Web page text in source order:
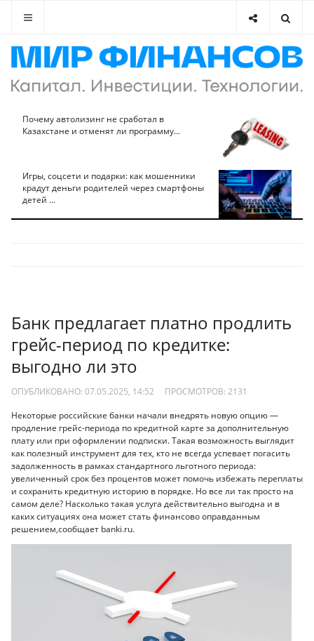
Почему автолизинг не сработал в
Казахстане и отменят ли программу...
Игры, соцсети и подарки: как мошенники
крадут деньги родителей через смартфоны
детей ...
Банк предлагает платно продлить
грейс-период по кредитке:
выгодно ли это
ОПУБЛИКОВАНО: 07.05.2025, 14:52 ПРОСМОТРОВ: 2131
Некоторые российские банки начали внедрять новую опцию —
продление грейс-периода по кредитной карте за дополнительную
плату или при оформлении подписки. Такая возможность выглядит
как полезный инструмент для тех, кто не всегда успевает погасить
задолженность в рамках стандартного льготного периода:
увеличенный срок без процентов может помочь избежать переплаты
и сохранить кредитную историю в порядке. Но все ли так просто на
самом деле? Насколько такая услуга действительно выгодна и в
каких ситуациях она может стать финансово оправданным
решением,сообщает banki.ru.